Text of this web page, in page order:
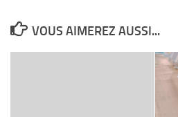
VOUS AIMEREZ AUSSI...